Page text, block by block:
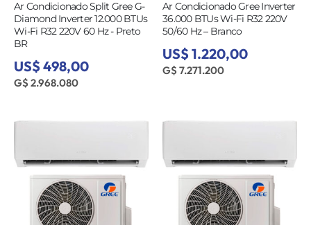
Ar Condicionado Split Gree G-
Diamond Inverter 12.000 BTUs
Wi-Fi R32 220V 60 Hz - Preto
BR
US$ 498,00
G$ 2.968.080
Ar Condicionado Gree Inverter
36.000 BTUs Wi-Fi R32 220V
50/60 Hz – Branco
US$ 1.220,00
G$ 7.271.200